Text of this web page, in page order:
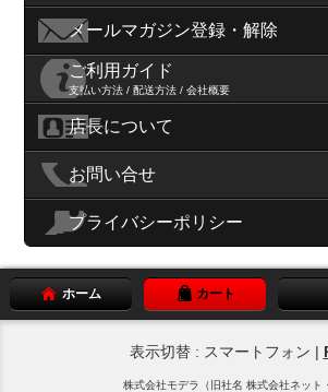
メールマガジン登録・解除
ご利用ガイド
支払い方法 / 配送方法 / 会社概要
店長について
お問い合せ
プライバシーポリシー
ホーム カート
表示切替 : スマートフォン |
株式会社モデラ（旧社名 株式会社ネット